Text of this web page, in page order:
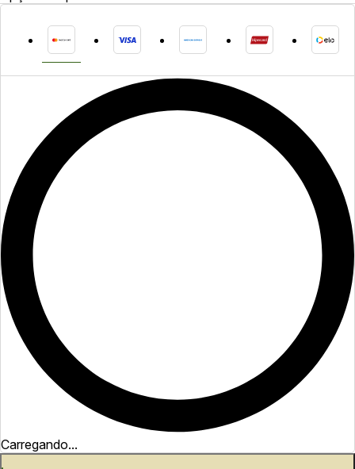
Carregando...